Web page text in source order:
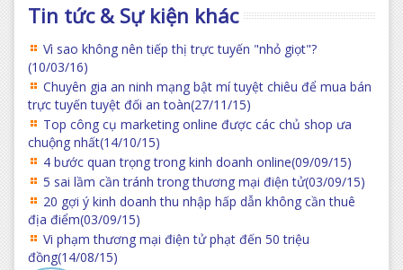
Tin tức & Sự kiện khác
Vì sao không nên tiếp thị trực tuyến "nhỏ giọt"?
(10/03/16)
Chuyên gia an ninh mạng bật mí tuyệt chiêu để mua bán
trực tuyến tuyệt đối an toàn(27/11/15)
Top công cụ marketing online được các chủ shop ưa
chuộng nhất(14/10/15)
4 bước quan trọng trong kinh doanh online(09/09/15)
5 sai lầm cần tránh trong thương mại điện tử(03/09/15)
20 gợi ý kinh doanh thu nhập hấp dẫn không cần thuê
địa điểm(03/09/15)
Vi phạm thương mại điện tử phạt đến 50 triệu
đồng(14/08/15)